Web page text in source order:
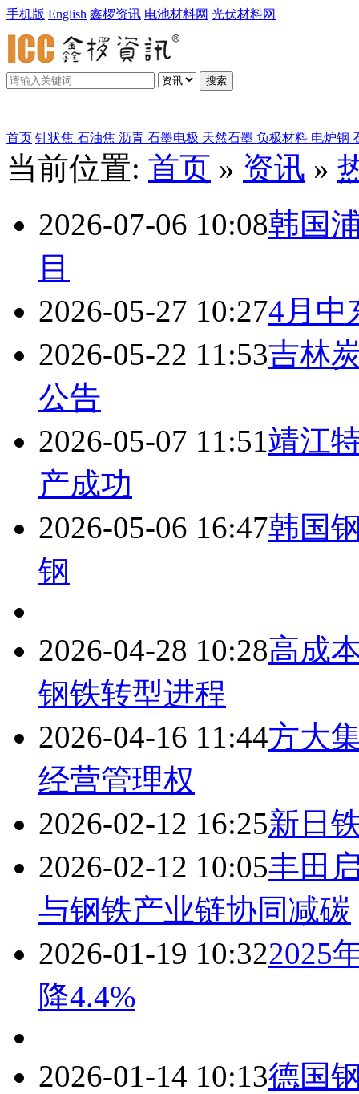
手机版 English 鑫椤资讯 电池材料网 光伏材料网
搜索
首页 针状焦 石油焦 沥青 石墨电极 天然石墨 负极材料 电炉钢
当前位置: 首页 » 资讯 »
2026-07-06 10:08韩国
目
2026-05-27 10:274月中
2026-05-22 11:53吉林
公告
2026-05-07 11:51靖江
产成功
2026-05-06 16:47韩国
钢
2026-04-28 10:28高成
钢铁转型进程
2026-04-16 11:44方大
经营管理权
2026-02-12 16:25新日
2026-02-12 10:05丰田
与钢铁产业链协同减碳
2026-01-19 10:322025
降4.4%
2026-01-14 10:13德国